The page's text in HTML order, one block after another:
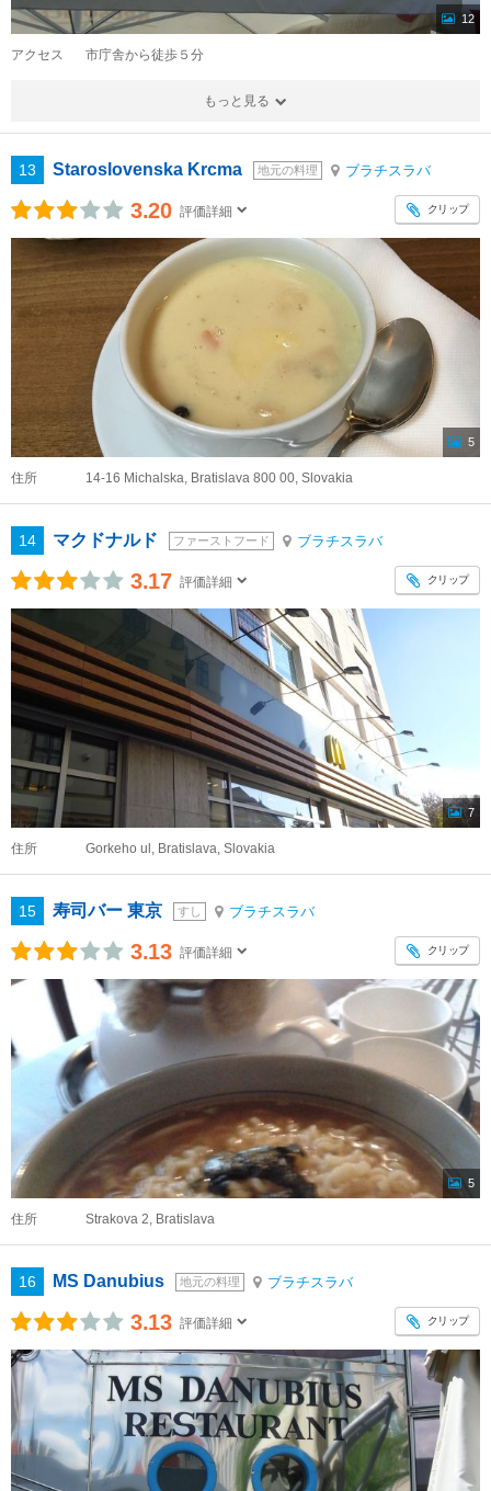
12
アクセス 市庁舎から徒歩５分
もっと見る
13 Staroslovenska Krcma 地元の料理 ブラチスラバ
3.20 評価詳細 クリップ
5
住所 14-16 Michalska, Bratislava 800 00, Slovakia
14 マクドナルド ファーストフード ブラチスラバ
3.17 評価詳細 クリップ
7
住所 Gorkeho ul, Bratislava, Slovakia
15 寿司バー 東京 すし ブラチスラバ
3.13 評価詳細 クリップ
5
住所 Strakova 2, Bratislava
16 MS Danubius 地元の料理 ブラチスラバ
3.13 評価詳細 クリップ